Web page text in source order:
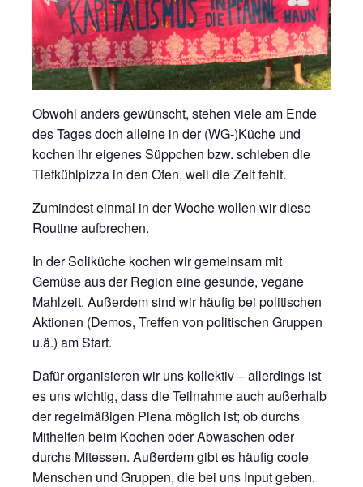
Obwohl anders gewünscht, stehen viele am Ende
des Tages doch alleine in der (WG-)Küche und
kochen ihr eigenes Süppchen bzw. schieben die
Tiefkühlpizza in den Ofen, weil die Zeit fehlt.
Zumindest einmal in der Woche wollen wir diese
Routine aufbrechen.
In der Soliküche kochen wir gemeinsam mit
Gemüse aus der Region eine gesunde, vegane
Mahlzeit. Außerdem sind wir häufig bei politischen
Aktionen (Demos, Treffen von politischen Gruppen
u.ä.) am Start.
Dafür organisieren wir uns kollektiv – allerdings ist
es uns wichtig, dass die Teilnahme auch außerhalb
der regelmäßigen Plena möglich ist; ob durchs
Mithelfen beim Kochen oder Abwaschen oder
durchs Mitessen. Außerdem gibt es häufig coole
Menschen und Gruppen, die bei uns Input geben.